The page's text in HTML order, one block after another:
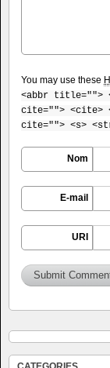
You may use these
<abbr title="">
cite=""> <cite>
cite=""> <s>
Nom
E-mail
URI